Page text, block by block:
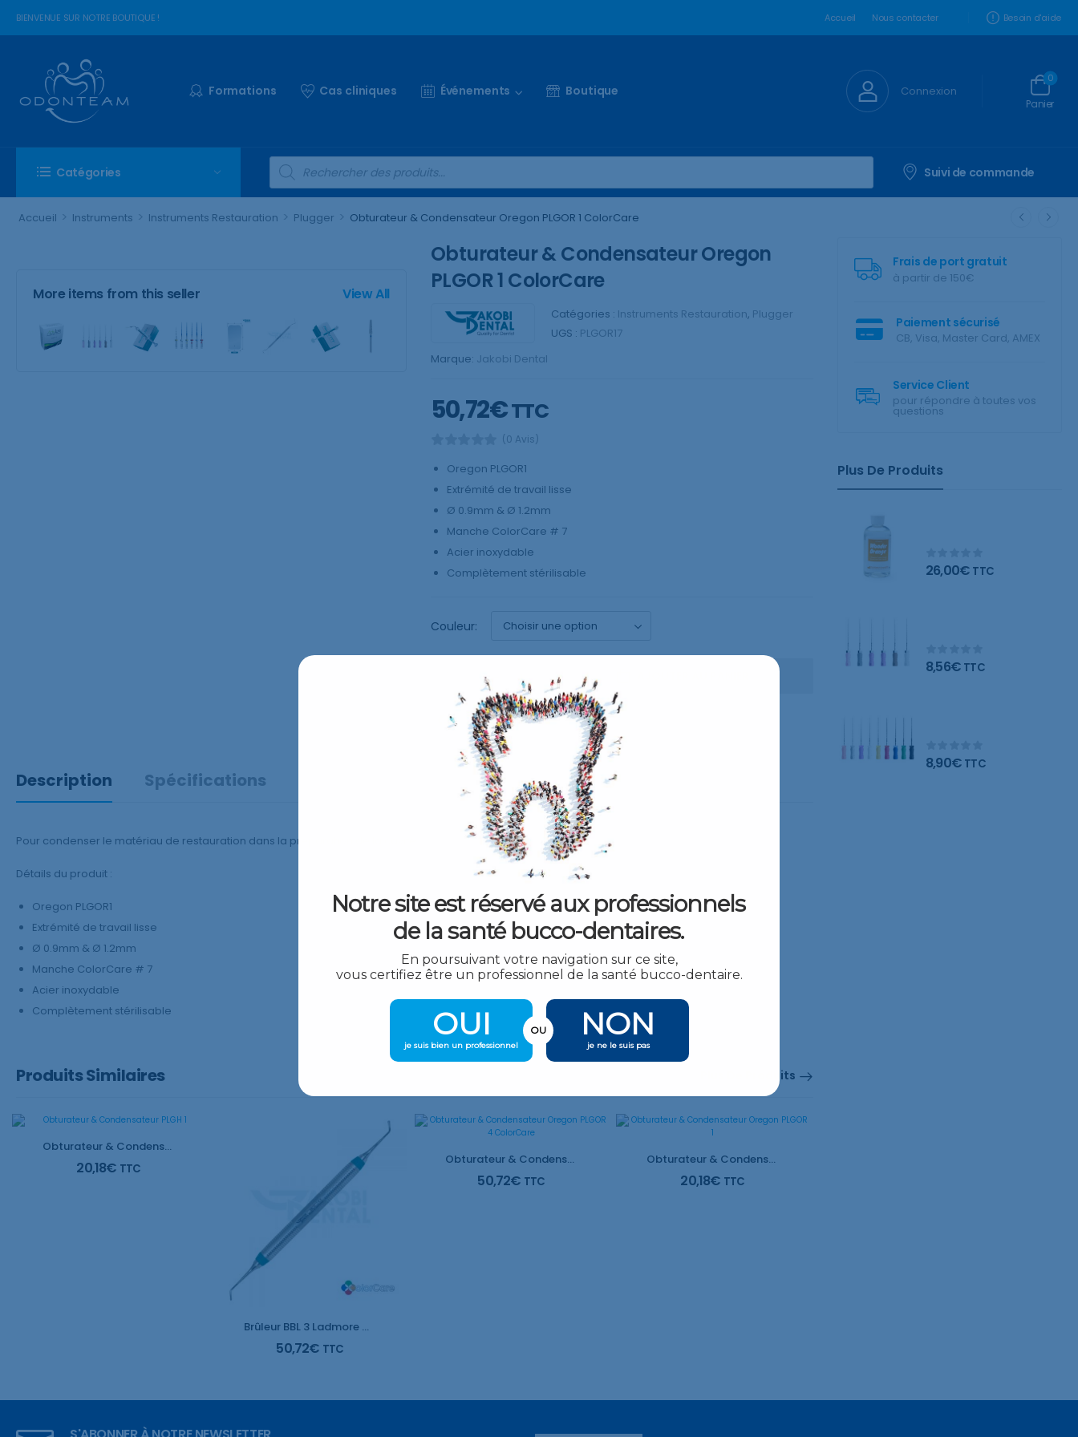
BIENVENUE SUR NOTRE BOUTIQUE ! Accueil Nous contacter Besoin d'aide
Formations Cas cliniques Événements Boutique Connexion
Panier
0
Catégories Suivi de commande
Accueil > Instruments > Instruments Restauration > Plugger > Obturateur & Condensateur Oregon PLGOR 1 ColorCare
Frais de port gratuit
à partir de 150€
Paiement sécurisé
CB, Visa, Master Card, AMEX
Service Client
pour répondre à toutes vos
questions
Plus De Produits
26,00€ TTC
8,56€ TTC
8,90€ TTC
More items from this seller View All
Obturateur & Condensateur Oregon
PLGOR 1 ColorCare
Catégories : Instruments Restauration, Plugger
UGS : PLGOR17
Marque: Jakobi Dental
50,72€TTC
(0 Avis)
Oregon PLGOR1
Extrémité de travail lisse
Ø 0.9mm & Ø 1.2mm
Manche ColorCare # 7
Acier inoxydable
Complètement stérilisable
Couleur:
Description Spécifications
Pour condenser le matériau de restauration dans la préparation de la cavité.
Détails du produit :
Oregon PLGOR1
Extrémité de travail lisse
Ø 0.9mm & Ø 1.2mm
Manche ColorCare # 7
Acier inoxydable
Complètement stérilisable
Produits Similaires Plus De Produits
Obturateur & Condensateur PLGH 1
20,18€ TTC
Brûleur BBL 3 Ladmore ColorCare
50,72€ TTC
Obturateur & Condensateur Oregon PLGOR 4 ColorCare
50,72€ TTC
Obturateur & Condensateur Oregon PLGOR 1
20,18€ TTC
Notre site est réservé aux professionnels
de la santé bucco-dentaires.
En poursuivant votre navigation sur ce site,
vous certifiez être un professionnel de la santé bucco-dentaire.
OUI
je suis bien un professionnel
NON
je ne le suis pas
OU